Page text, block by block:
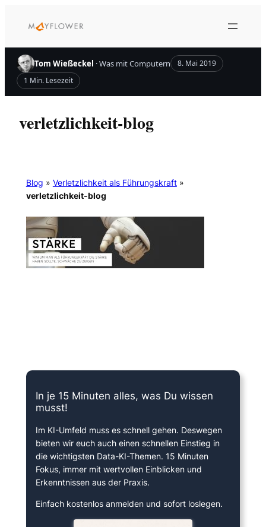
Inhalt
Tom Wießeckel · Was mit Computern
8. Mai 2019
1 Min. Lesezeit
verletzlichkeit-blog
Blog » Verletzlichkeit als Führungskraft»
verletzlichkeit-blog
In je 15 Minuten alles, was Du wissen
musst!
Im KI-Umfeld muss es schnell gehen. Deswegen
bieten wir euch auch einen schnellen Einstieg in
die wichtigsten Data-KI-Themen. 15 Minuten
Fokus, immer mit wertvollen Einblicken und
Erkenntnissen aus der Praxis.
Einfach kostenlos anmelden und sofort loslegen.